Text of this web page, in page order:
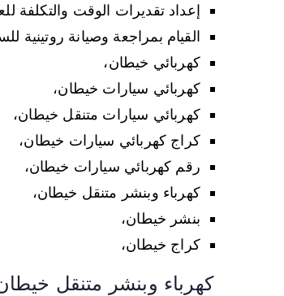
إعداد تقديرات الوقت والتكلفة
القيام بمراجعة وصيانة روتينية
كهربائي خيطان،
كهربائي سيارات خيطان،
كهربائي سيارات متنقل خيطان،
كراج كهربائي سيارات خيطان،
رقم كهربائي سيارات خيطان،
كهرباء وبنشر متنقل خيطان،
بنشر خيطان،
كراج خيطان،
كهرباء وبنشر متنقل